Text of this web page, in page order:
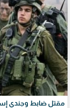
مقتل ضابط وجندي